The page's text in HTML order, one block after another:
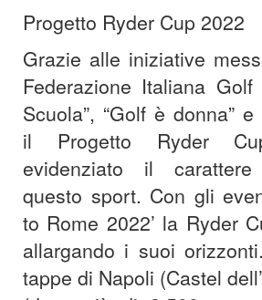
Progetto Ryder Cup 2022
Grazie alle iniziative
Federazione Italiana
Scuola”, “Golf è donna” e
il Progetto Ryder
evidenziato il
questo sport. Con gli
to Rome 2022’ la Ryder
allargando i suoi
tappe di Napoli (Castel